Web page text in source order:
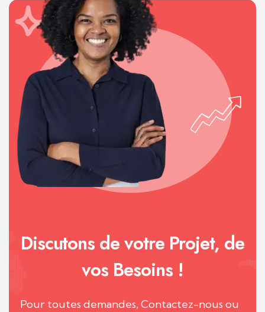
Discutons de votre Projet, de
vos Besoins !
Pour toutes demandes, Contactez-nous ou